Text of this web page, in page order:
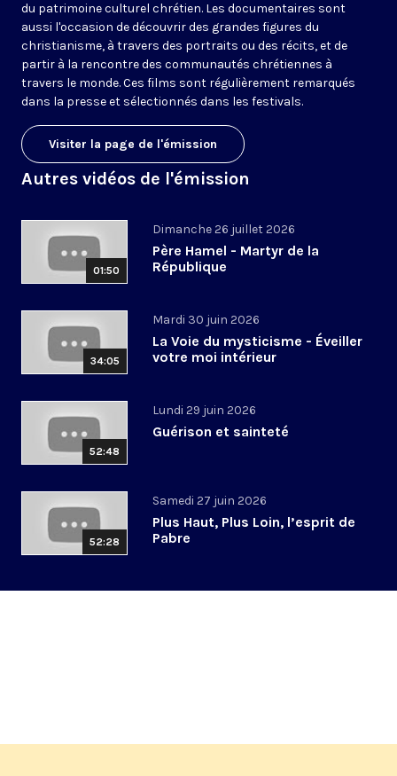
du patrimoine culturel chrétien. Les documentaires sont
aussi l'occasion de découvrir des grandes figures du
christianisme, à travers des portraits ou des récits, et de
partir à la rencontre des communautés chrétiennes à
travers le monde. Ces films sont régulièrement remarqués
dans la presse et sélectionnés dans les festivals.
Visiter la page de l'émission
Autres vidéos de l'émission
01:50
Dimanche 26 juillet 2026
Père Hamel - Martyr de la
République
34:05
Mardi 30 juin 2026
La Voie du mysticisme - Éveiller
votre moi intérieur
52:48
Lundi 29 juin 2026
Guérison et sainteté
52:28
Samedi 27 juin 2026
Plus Haut, Plus Loin, l’esprit de
Pabre